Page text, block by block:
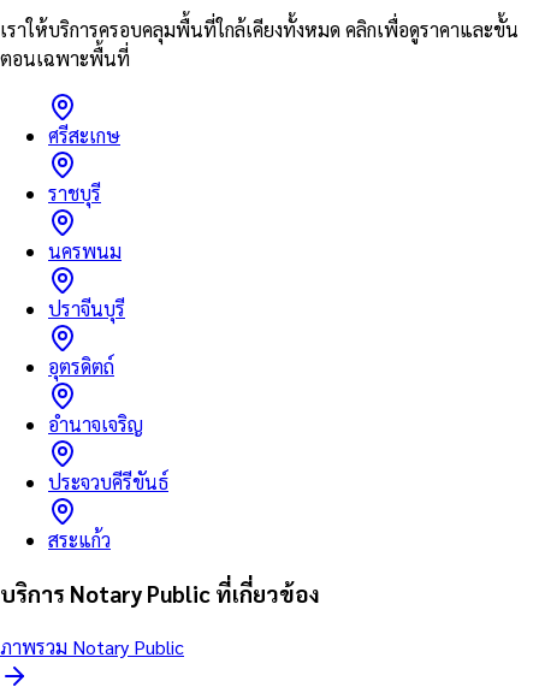
เราให้บริการครอบคลุมพื้นที่ใกล้เคียงทั้งหมด คลิกเพื่อดูราคาและขั้น
ตอนเฉพาะพื้นที่
ศรีสะเกษ
ราชบุรี
นครพนม
ปราจีนบุรี
อุตรดิตถ์
อำนาจเจริญ
ประจวบคีรีขันธ์
สระแก้ว
บริการ Notary Public ที่เกี่ยวข้อง
ภาพรวม Notary Public